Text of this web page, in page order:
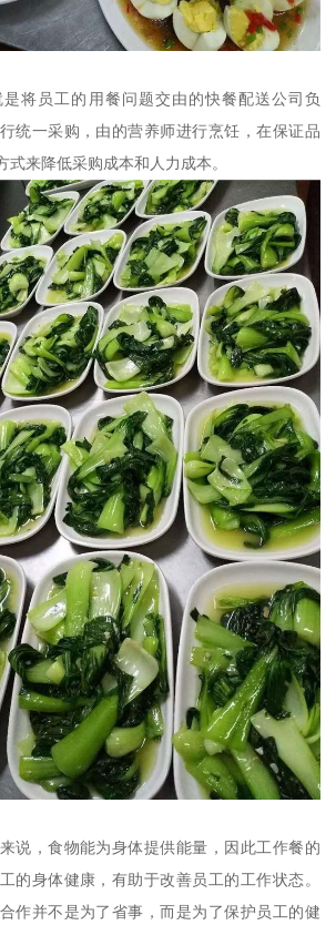
将员工的用餐问题交由的快餐配送公司负
统一采购，由的营养师进行烹饪，在保证品
式来降低采购成本和人力成本。
说，食物能为身体提供能量，因此工作餐的
的身体健康，有助于改善员工的工作状态。
作并不是为了省事，而是为了保护员工的健